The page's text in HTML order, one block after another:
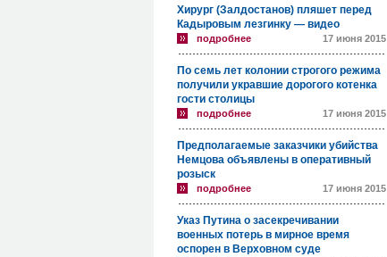
Хирург (Залдостанов) пляшет перед
Кадыровым лезгинку — видео
подробнее 17 июня 2015
По семь лет колонии строгого режима
получили укравшие дорогого котенка
гости столицы
подробнее 17 июня 2015
Предполагаемые заказчики убийства
Немцова объявлены в оперативный
розыск
подробнее 17 июня 2015
Указ Путина о засекречивании
военных потерь в мирное время
оспорен в Верховном суде